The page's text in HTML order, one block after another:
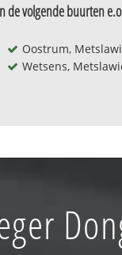
de volgende buurten e.o
Oostrum,
Wetsens,